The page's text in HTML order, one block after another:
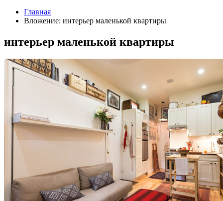
Главная
Вложение: интерьер маленькой квартиры
интерьер маленькой квартиры